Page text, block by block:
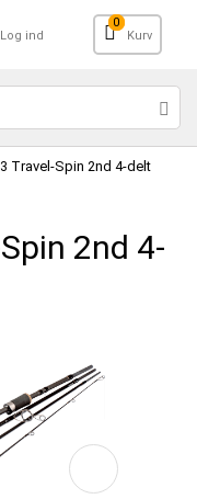
Log ind
0
Kurv
Travel-Spin 2nd 4-delt
2nd 4-